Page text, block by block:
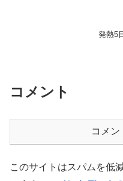
発熱5
コメント
コメン
このサイトはスパムを低